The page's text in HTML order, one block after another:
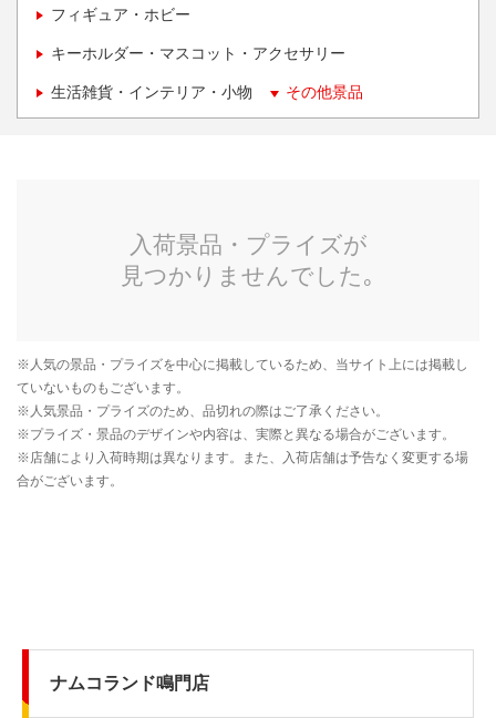
フィギュア・ホビー
キーホルダー・マスコット・アクセサリー
生活雑貨・インテリア・小物 その他景品
ナムコランド鳴門店